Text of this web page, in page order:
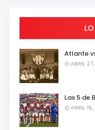
Atlante
ABRIL
Las 5 de
ABRIL 16,